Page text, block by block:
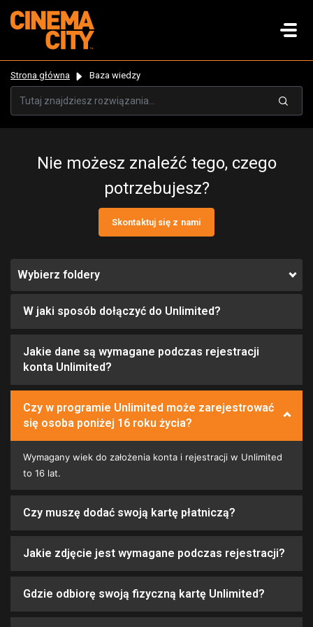
Strona główna Baza wiedzy
Nie możesz znaleźć tego, czego
potrzebujesz?
Skontaktuj się z nami
Wybierz foldery
W jaki sposób dołączyć do Unlimited?
Jakie dane są wymagane podczas rejestracji
konta Unlimited?
Czy w programie Unlimited może zarejestrować
się osoba poniżej 16 roku życia?
Wymagany wiek do założenia konta i rejestracji w Unlimited
to 16 lat.
Czy muszę dodać swoją kartę płatniczą?
Jakie zdjęcie jest wymagane podczas rejestracji?
Gdzie odbiorę swoją fizyczną kartę Unlimited?